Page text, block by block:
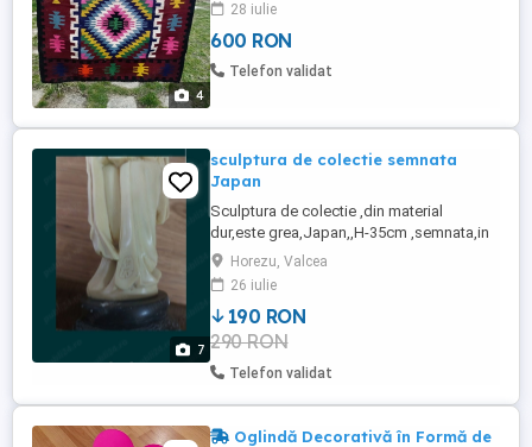
4
28 iulie
600 RON
Telefon validat
7
sculptura de colectie semnata
Japan
Sculptura de colectie ,din material
dur,este grea,Japan,,H-35cm ,semnata,in
conditii bune.transportul prin Fancourier
35 lei este suportat de cumparator,pret fix
Horezu, Valcea
26 iulie
190 RON
290 RON
Telefon validat
Oglindă Decorativă în Formă de